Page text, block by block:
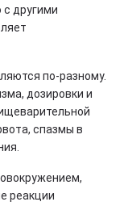
другими
по-разному.
дозировки и
спазмы в
реакции